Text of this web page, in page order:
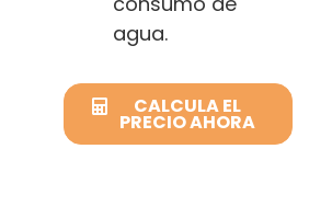
agua.
CALCULA EL
PRECIO AHORA